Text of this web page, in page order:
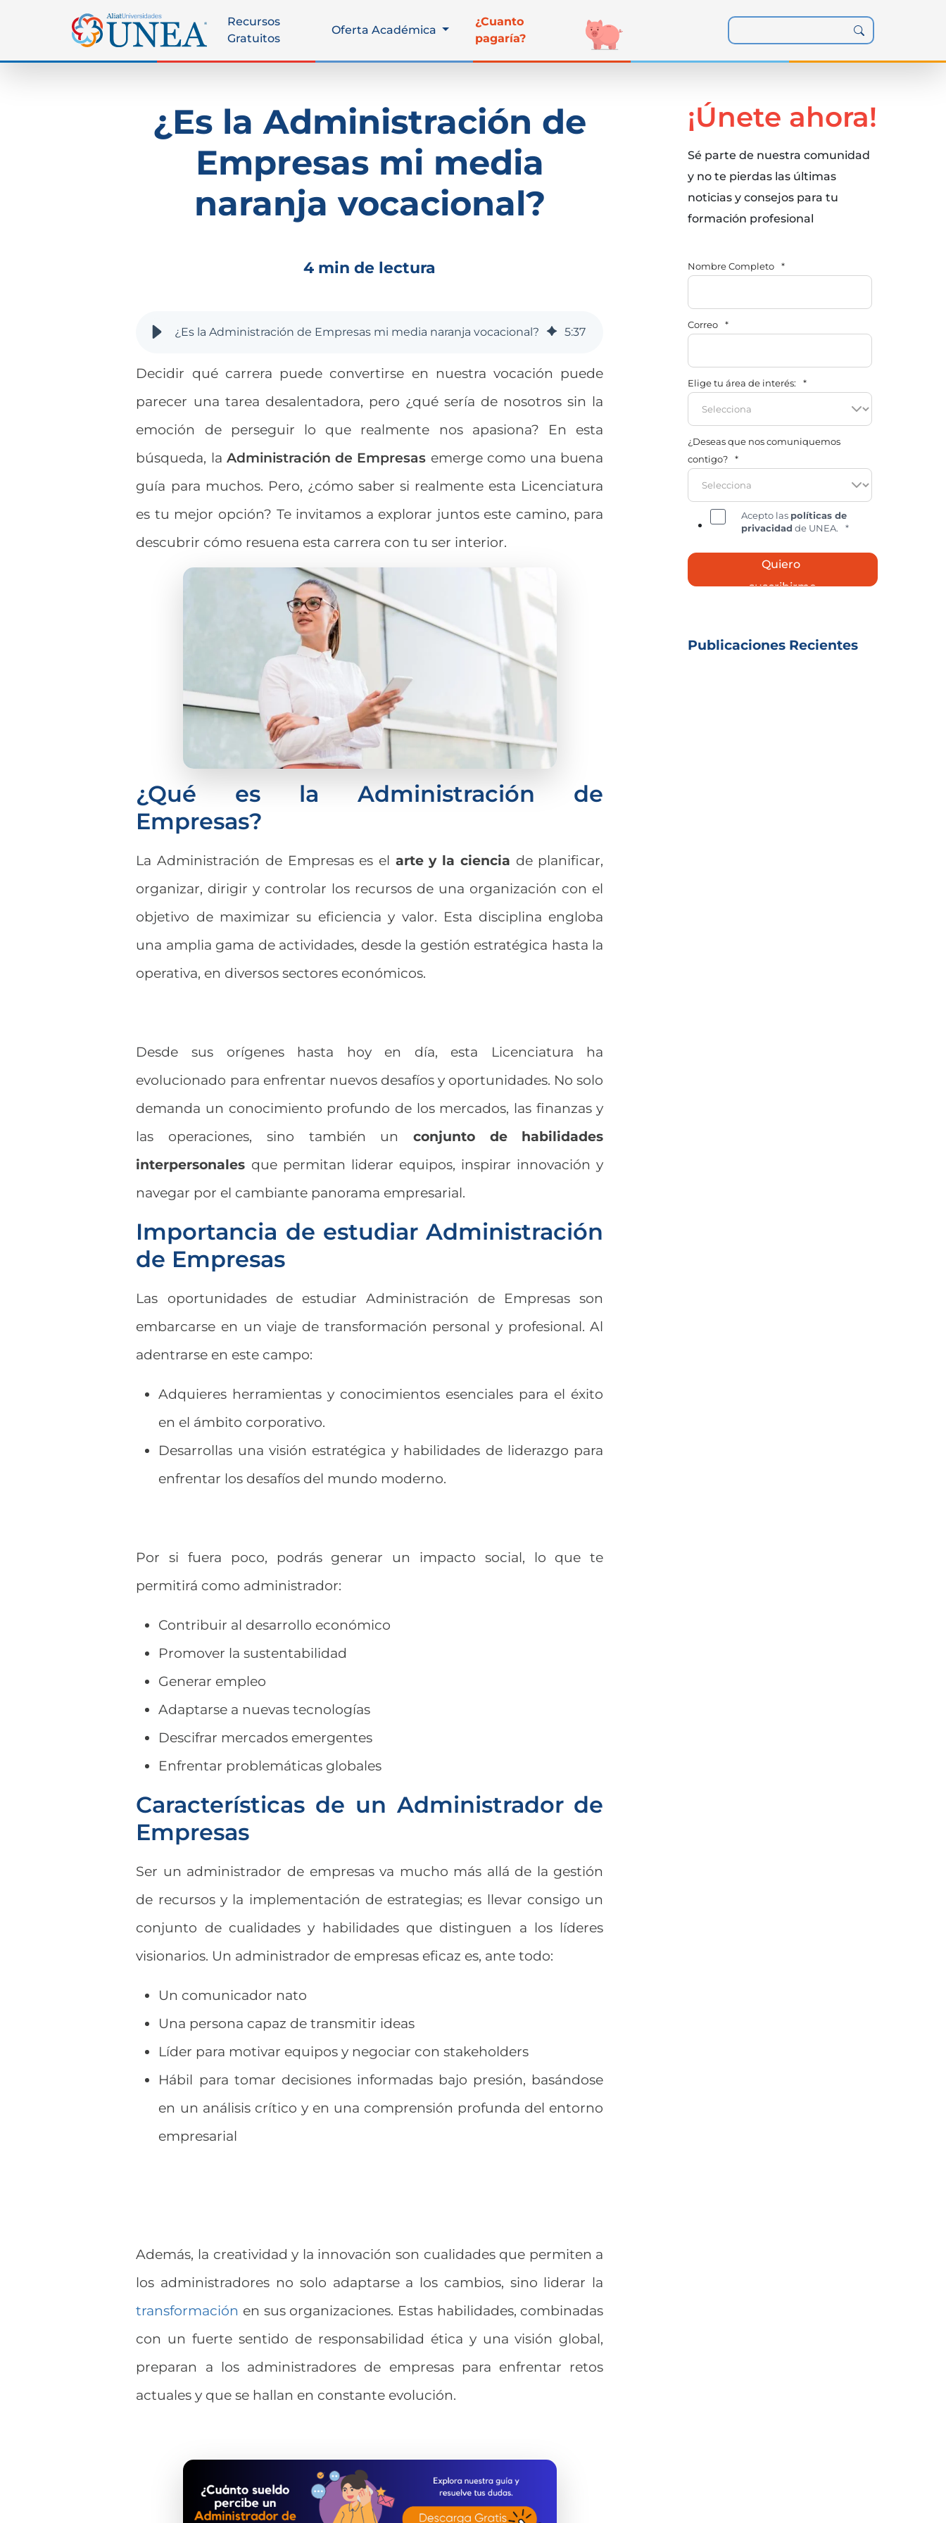
Recursos
Gratuitos
Oferta Académica
¿Cuanto
pagaría?
¿Es la Administración de
Empresas mi media
naranja vocacional?
4 min de lectura
¿Es la Administración de Empresas mi media naranja vocacional? 5:37
Decidir qué carrera puede convertirse en nuestra vocación puede
parecer una tarea desalentadora, pero ¿qué sería de nosotros sin la
emoción de perseguir lo que realmente nos apasiona? En esta
búsqueda, la Administración de Empresas emerge como una buena
guía para muchos. Pero, ¿cómo saber si realmente esta Licenciatura
es tu mejor opción? Te invitamos a explorar juntos este camino, para
descubrir cómo resuena esta carrera con tu ser interior.
¿Qué es la Administración de
Empresas?
La Administración de Empresas es el arte y la ciencia de planificar,
organizar, dirigir y controlar los recursos de una organización con el
objetivo de maximizar su eficiencia y valor. Esta disciplina engloba
una amplia gama de actividades, desde la gestión estratégica hasta la
operativa, en diversos sectores económicos.
Desde sus orígenes hasta hoy en día, esta Licenciatura ha
evolucionado para enfrentar nuevos desafíos y oportunidades. No solo
demanda un conocimiento profundo de los mercados, las finanzas y
las operaciones, sino también un conjunto de habilidades
interpersonales que permitan liderar equipos, inspirar innovación y
navegar por el cambiante panorama empresarial.
Importancia de estudiar Administración
de Empresas
Las oportunidades de estudiar Administración de Empresas son
embarcarse en un viaje de transformación personal y profesional. Al
adentrarse en este campo:
Adquieres herramientas y conocimientos esenciales para el éxito
en el ámbito corporativo.
Desarrollas una visión estratégica y habilidades de liderazgo para
enfrentar los desafíos del mundo moderno.
Por si fuera poco, podrás generar un impacto social, lo que te
permitirá como administrador:
Contribuir al desarrollo económico
Promover la sustentabilidad
Generar empleo
Adaptarse a nuevas tecnologías
Descifrar mercados emergentes
Enfrentar problemáticas globales
Características de un Administrador de
Empresas
Ser un administrador de empresas va mucho más allá de la gestión
de recursos y la implementación de estrategias; es llevar consigo un
conjunto de cualidades y habilidades que distinguen a los líderes
visionarios. Un administrador de empresas eficaz es, ante todo:
Un comunicador nato
Una persona capaz de transmitir ideas
Líder para motivar equipos y negociar con stakeholders
Hábil para tomar decisiones informadas bajo presión, basándose
en un análisis crítico y en una comprensión profunda del entorno
empresarial
Además, la creatividad y la innovación son cualidades que permiten a
los administradores no solo adaptarse a los cambios, sino liderar la
transformación en sus organizaciones. Estas habilidades, combinadas
con un fuerte sentido de responsabilidad ética y una visión global,
preparan a los administradores de empresas para enfrentar retos
actuales y que se hallan en constante evolución.
¡Únete ahora!
Sé parte de nuestra comunidad
y no te pierdas las últimas
noticias y consejos para tu
formación profesional
Nombre Completo *
Correo *
Elige tu área de interés: *
¿Deseas que nos comuniquemos
contigo?
*
Acepto las políticas de
privacidad de UNEA. *
Publicaciones Recientes